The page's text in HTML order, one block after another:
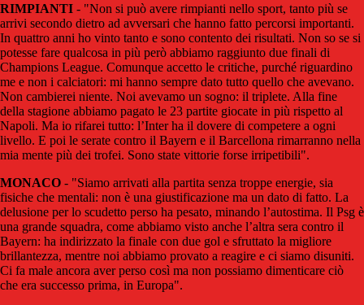
RIMPIANTI - "Non si può avere rimpianti nello sport, tanto più se
arrivi secondo dietro ad avversari che hanno fatto percorsi importanti.
In quattro anni ho vinto tanto e sono contento dei risultati. Non so se si
potesse fare qualcosa in più però abbiamo raggiunto due finali di
Champions League. Comunque accetto le critiche, purché riguardino
me e non i calciatori: mi hanno sempre dato tutto quello che avevano.
Non cambierei niente. Noi avevamo un sogno: il triplete. Alla fine
della stagione abbiamo pagato le 23 partite giocate in più rispetto al
Napoli. Ma io rifarei tutto: l’Inter ha il dovere di competere a ogni
livello. E poi le serate contro il Bayern e il Barcellona rimarranno nella
mia mente più dei trofei. Sono state vittorie forse irripetibili".
MONACO - "Siamo arrivati alla partita senza troppe energie, sia
fisiche che mentali: non è una giustificazione ma un dato di fatto. La
delusione per lo scudetto perso ha pesato, minando l’autostima. Il Psg è
una grande squadra, come abbiamo visto anche l’altra sera contro il
Bayern: ha indirizzato la finale con due gol e sfruttato la migliore
brillantezza, mentre noi abbiamo provato a reagire e ci siamo disuniti.
Ci fa male ancora aver perso così ma non possiamo dimenticare ciò
che era successo prima, in Europa".